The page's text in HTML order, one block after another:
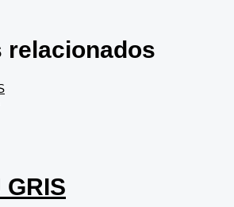
relacionados
GRIS